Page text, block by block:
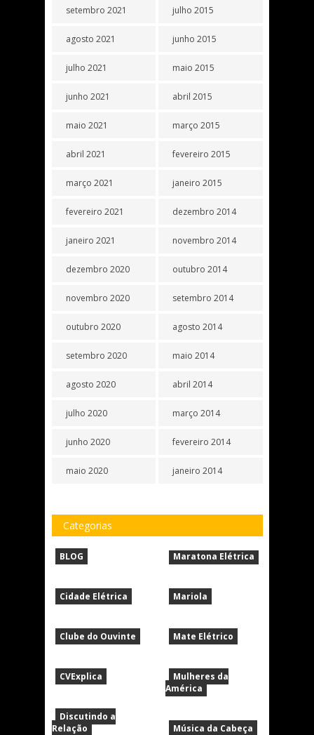
setembro 2021
agosto 2021
julho 2021
junho 2021
maio 2021
abril 2021
março 2021
fevereiro 2021
janeiro 2021
dezembro 2020
novembro 2020
outubro 2020
setembro 2020
agosto 2020
julho 2020
junho 2020
maio 2020
julho 2015
junho 2015
maio 2015
abril 2015
março 2015
fevereiro 2015
janeiro 2015
dezembro 2014
novembro 2014
outubro 2014
setembro 2014
agosto 2014
maio 2014
abril 2014
março 2014
fevereiro 2014
janeiro 2014
Categorias
BLOG
Cidade Elétrica
Clube do Ouvinte
CVExplica
Discutindo a
Relação
Maratona Elétrica
Mariola
Mate Elétrico
Mulheres da
América
Música da Cabeça